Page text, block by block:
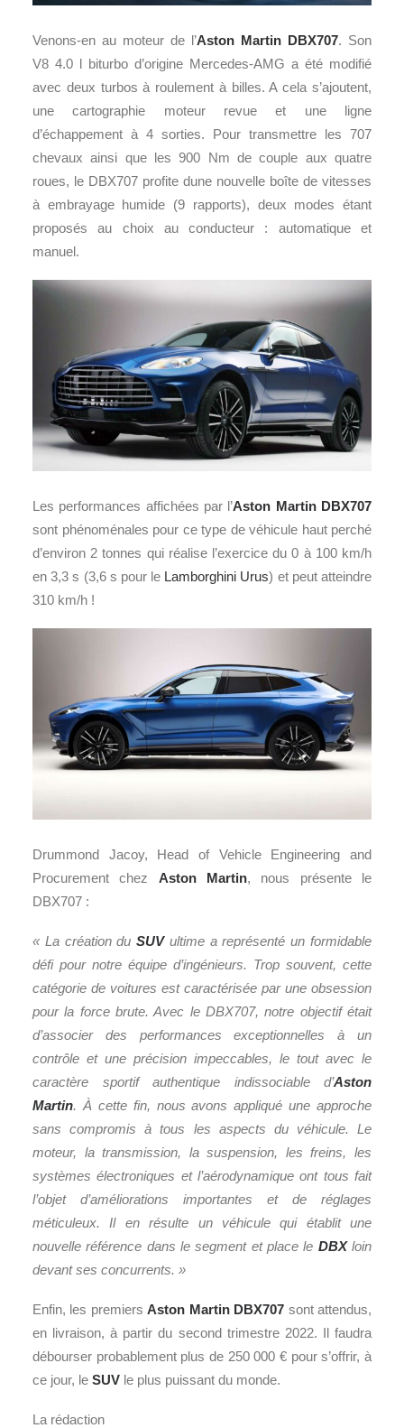
Venons-en au moteur de l’Aston Martin DBX707. Son
V8 4.0 l biturbo d’origine Mercedes-AMG a été modifié
avec deux turbos à roulement à billes. A cela s’ajoutent,
une cartographie moteur revue et une ligne
d’échappement à 4 sorties. Pour transmettre les 707
chevaux ainsi que les 900 Nm de couple aux quatre
roues, le DBX707 profite dune nouvelle boîte de vitesses
à embrayage humide (9 rapports), deux modes étant
proposés au choix au conducteur : automatique et
manuel.
Les performances affichées par l’Aston Martin DBX707
sont phénoménales pour ce type de véhicule haut perché
d’environ 2 tonnes qui réalise l’exercice du 0 à 100 km/h
en 3,3 s (3,6 s pour le Lamborghini Urus) et peut atteindre
310 km/h !
Drummond Jacoy, Head of Vehicle Engineering and
Procurement chez Aston Martin, nous présente le
DBX707 :
« La création duSUVultime a représenté un formidable
défi pour notre équipe d’ingénieurs. Trop souvent, cette
catégorie de voitures est caractérisée par une obsession
pour la force brute. Avec le DBX707, notre objectif était
d’associer des performances exceptionnelles à un
contrôle et une précision impeccables, le tout avec le
caractère sportif authentique indissociable d’Aston
Martin. À cette fin, nous avons appliqué une approche
sans compromis à tous les aspects du véhicule. Le
moteur, la transmission, la suspension, les freins, les
systèmes électroniques et l’aérodynamique ont tous fait
l’objet d’améliorations importantes et de réglages
méticuleux. Il en résulte un véhicule qui établit une
nouvelle référence dans le segment et place le DBXloin
devant ses concurrents. »
Enfin, les premiersAston Martin DBX707 sont attendus,
en livraison, à partir du second trimestre 2022. Il faudra
débourser probablement plus de 250 000 € pour s’offrir, à
ce jour, le SUV le plus puissant du monde.
La rédaction